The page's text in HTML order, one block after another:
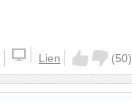
Lien (50)